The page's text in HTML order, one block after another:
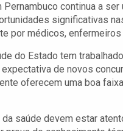
Pernambuco continua a
significativas
por médicos,
do Estado tem
de novos
oferecem uma boa
da saúde devem estar